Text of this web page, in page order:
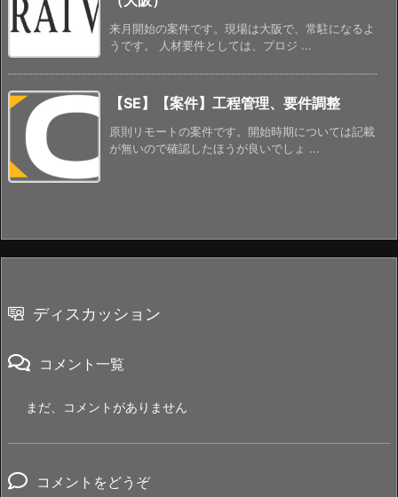
来月開始の案件です。現場は大阪で、常駐になるよ
うです。 人材要件としては、プロジ ...
【SE】【案件】工程管理、要件調整
原則リモートの案件です。開始時期については記載
が無いので確認したほうが良いでしょ ...
ディスカッション
コメント一覧
まだ、コメントがありません
コメントをどうぞ